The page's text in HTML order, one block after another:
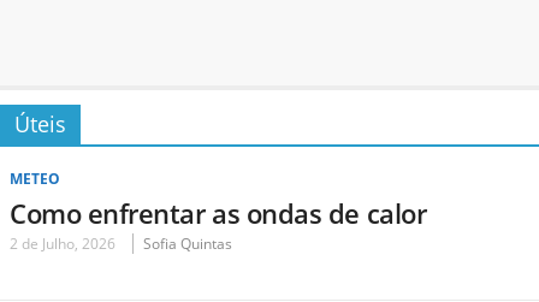
Úteis
METEO
Como enfrentar as ondas de calor
2 de Julho, 2026 Sofia Quintas